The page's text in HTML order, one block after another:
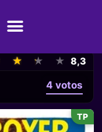
★
★ ★
★ ★
★ 8,3
4 votos
TP